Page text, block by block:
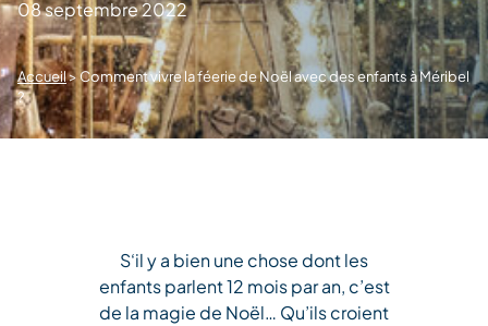
08 septembre 2022
Accueil> Comment vivre la féerie de Noël avec des enfants à Méribel
?
S‘il y a bien une chose dont les
enfants parlent 12 mois par an, c’est
de la magie de Noël… Qu’ils croient